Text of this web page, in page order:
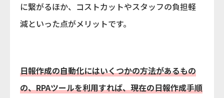
に繋がるほか、コストカットやスタッフの負担軽
減といった点がメリットです。
日報作成の自動化にはいくつかの方法があるもの
の、RPAツールを利用すれば、現在の日報作成手順